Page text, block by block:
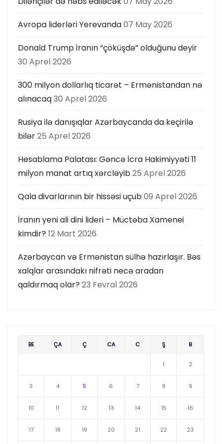
Avropa liderləri Yerevanda07 May 2026
Donald Trump İranın “çöküşdə” olduğunu deyir
30 Aprel 2026
300 milyon dollarlıq ticarət – Ermənistandan nə
alınacaq30 Aprel 2026
Rusiya ilə danışıqlar Azərbaycanda da keçirilə
bilər25 Aprel 2026
Hesablama Palatası: Gəncə İcra Hakimiyyəti 11
milyon manat artıq xərcləyib25 Aprel 2026
Qala divarlarının bir hissəsi uçub09 Aprel 2026
İranın yeni ali dini lideri – Müctəba Xamenei
kimdir? 12 Mart 2026
Azərbaycan və Ermənistan sülhə hazırlaşır. Bəs
xalqlar arasındakı nifrəti necə aradan
qaldırmaq olar? 23 Fevral 2026
BE ÇA Ç CA C Ş B
1 2
3 4 5 6 7 8 9
10 11 12 13 14 15 16
17 18 19 20 21 22 23